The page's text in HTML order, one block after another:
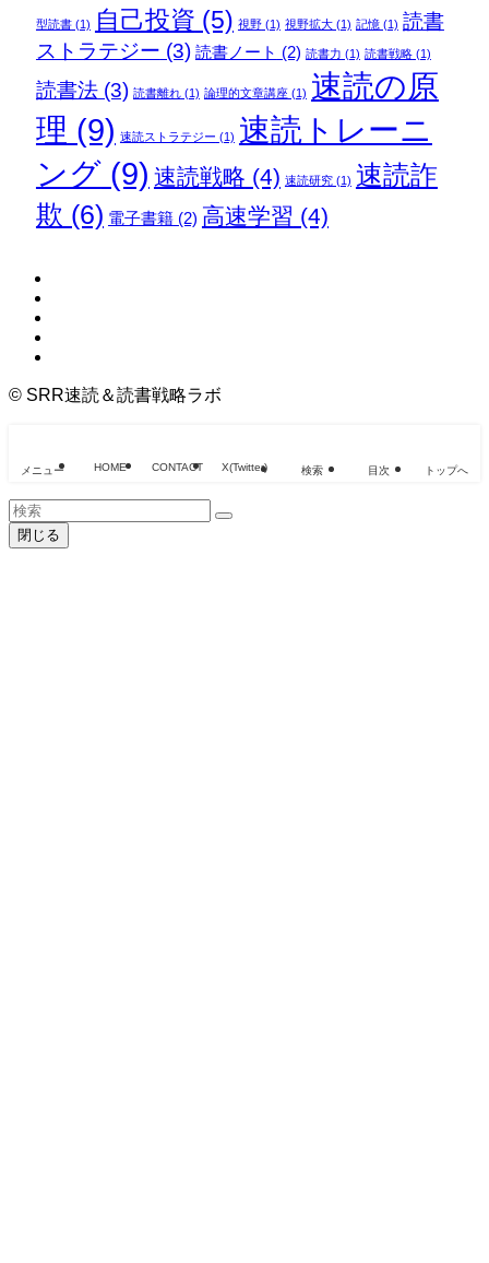
型読書(1) 自己投資 (5) 視野(1) 視野拡大(1) 記憶(1) 読書
ストラテジー (3) 読書ノート (2) 読書力 (1) 読書戦略(1)
読書法(3) 読書離れ(1) 論理的文章講座(1) 速読の原
理 (9) 速読ストラテジー (1) 速読トレーニ
ング(9) 速読戦略 (4) 速読研究(1) 速読詐
欺 (6) 電子書籍(2) 高速学習 (4)
© SRR速読＆読書戦略ラボ
メニュー HOME CONTACT X(Twitter) 検索 目次 トップへ
閉じる